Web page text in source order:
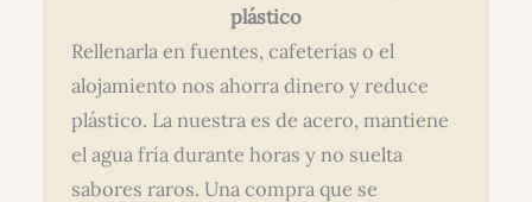
plástico
Rellenarla en fuentes, cafeterías o el
alojamiento nos ahorra dinero y reduce
plástico. La nuestra es de acero, mantiene
el agua fría durante horas y no suelta
sabores raros. Una compra que se